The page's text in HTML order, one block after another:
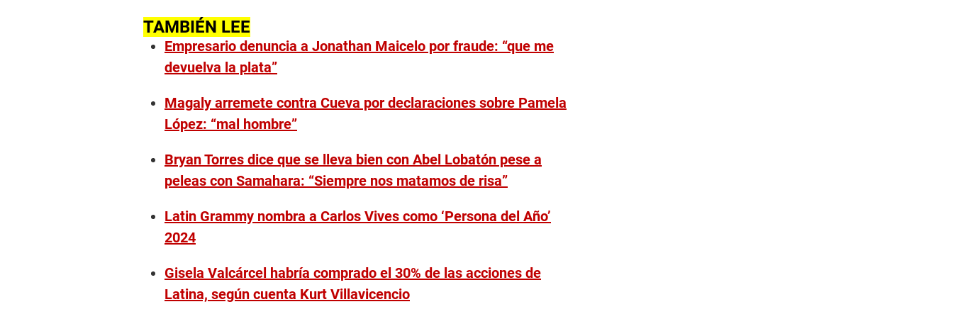
e
c
TAMBIÉN LEE
Empresario denuncia a Jonathan Maicelo por fraude: “que me
devuelva la plata”
Magaly arremete contra Cueva por declaraciones sobre Pamela
López: “mal hombre”
Bryan Torres dice que se lleva bien con Abel Lobatón pese a
peleas con Samahara: “Siempre nos matamos de risa”
Latin Grammy nombra a Carlos Vives como ‘Persona del Año’
2024
Gisela Valcárcel habría comprado el 30% de las acciones de
Latina, según cuenta Kurt Villavicencio